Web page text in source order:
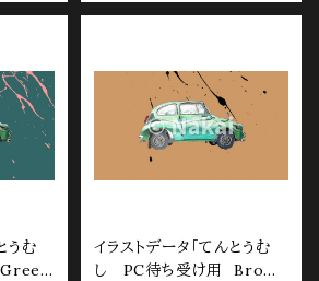
うむ
イラストデータ「てんとうむ
し PC待ち受け用 Brow